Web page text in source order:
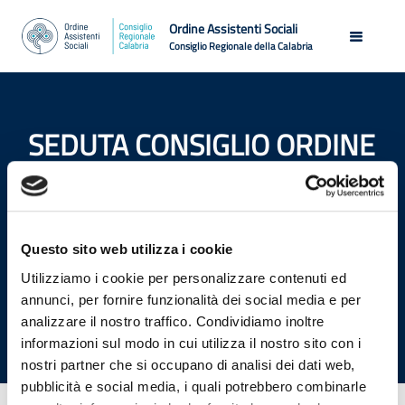
Questo sito web utilizza i cookie
Utilizziamo i cookie per personalizzare contenuti ed
annunci, per fornire funzionalità dei social media e per
analizzare il nostro traffico. Condividiamo inoltre
informazioni sul modo in cui utilizza il nostro sito con i
nostri partner che si occupano di analisi dei dati web,
pubblicità e social media, i quali potrebbero combinarle
Ordine Assistenti Sociali
Consiglio Regionale della Calabria
SEDUTA CONSIGLIO ORDINE
ASSISTENTI SOCIALI DELLA
CALABRIA | 23/09/2022
Home
Seduta Consiglio Ordine Assistenti Sociali della
Calabria